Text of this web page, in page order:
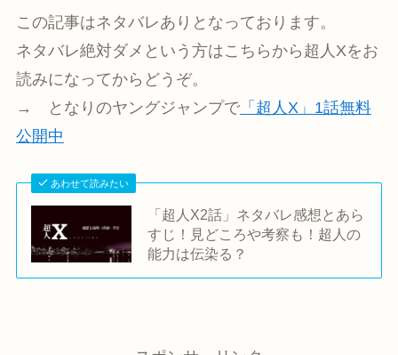
この記事はネタバレありとなっております。
ネタバレ絶対ダメという方はこちらから超人Xをお
読みになってからどうぞ。
→ となりのヤングジャンプで「超人X」1話無料
公開中
あわせて読みたい
「超人X2話」ネタバレ感想とあら
すじ！見どころや考察も！超人の
能力は伝染る？